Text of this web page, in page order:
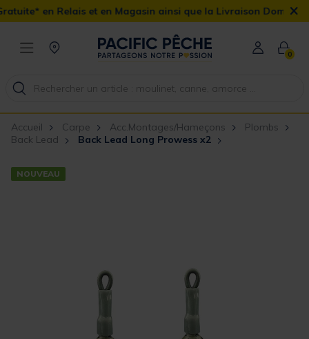
et en Magasin ainsi que la Livraison Domicile offerte dès 90€
×
0
Accueil Carpe Acc.Montages/Hameçons
Plombs
Back Lead
Back Lead Long Prowess x2
NOUVEAU